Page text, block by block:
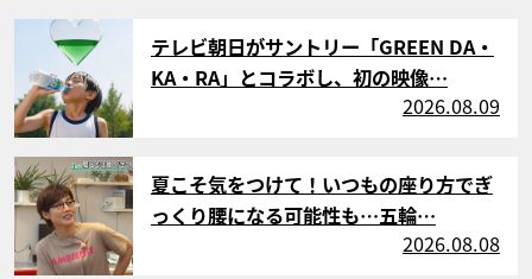
テレビ朝日がサントリー「GREEN DA・
KA・RA」とコラボし、初の映像…
2026.08.09
サムネイル
夏こそ気をつけて！いつもの座り方でぎ
っくり腰になる可能性も…五輪…
2026.08.08